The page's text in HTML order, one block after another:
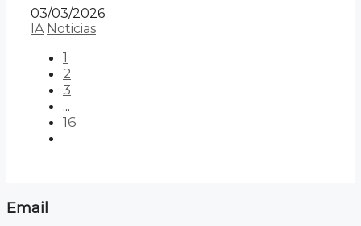
03/03/2026
IA Noticias
1
2
3
...
16
Email